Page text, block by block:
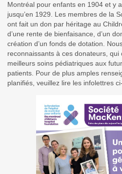
Montréal pour enfants en 1904 et y
jusqu’en 1929. Les membres de la
ont fait un don par héritage au
d’une rente de bienfaisance, d’un
création d’un fonds de dotation.
reconnaissants à ces donateurs,
meilleurs soins pédiatriques aux
patients. Pour de plus amples
planifiés, veuillez lire les infolettres